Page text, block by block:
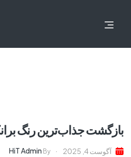
بازگشت جذاب‌ترین رنگ
آگوست 4, 2025 By
HiT Admin